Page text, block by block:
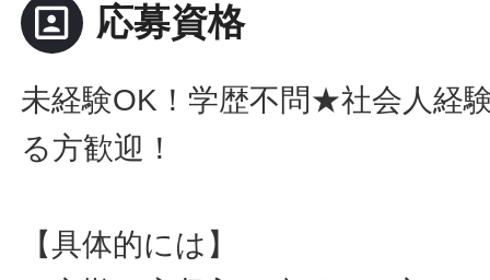
portrait 応募資格
未経験OK！学歴不問★社会人経
る方歓迎！
【具体的には】